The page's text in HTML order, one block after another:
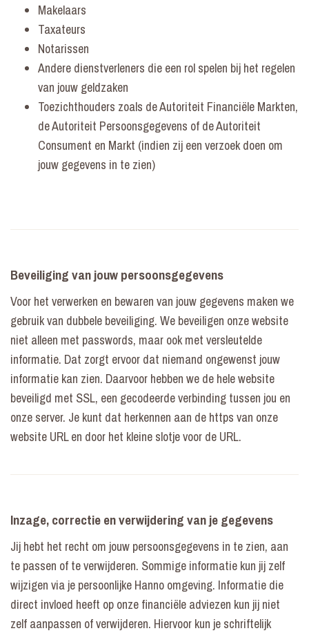
Makelaars
Taxateurs
Notarissen
Andere dienstverleners die een rol spelen bij het regelen
van jouw geldzaken
Toezichthouders zoals de Autoriteit Financiële Markten,
de Autoriteit Persoonsgegevens of de Autoriteit
Consument en Markt (indien zij een verzoek doen om
jouw gegevens in te zien)
Beveiliging van jouw persoonsgegevens
Voor het verwerken en bewaren van jouw gegevens maken we
gebruik van dubbele beveiliging. We beveiligen onze website
niet alleen met passwords, maar ook met versleutelde
informatie. Dat zorgt ervoor dat niemand ongewenst jouw
informatie kan zien. Daarvoor hebben we de hele website
beveiligd met SSL, een gecodeerde verbinding tussen jou en
onze server. Je kunt dat herkennen aan de https van onze
website URL en door het kleine slotje voor de URL.
Inzage, correctie en verwijdering van je gegevens
Jij hebt het recht om jouw persoonsgegevens in te zien, aan
te passen of te verwijderen. Sommige informatie kun jij zelf
wijzigen via je persoonlijke Hanno omgeving. Informatie die
direct invloed heeft op onze financiële adviezen kun jij niet
zelf aanpassen of verwijderen. Hiervoor kun je schriftelijk